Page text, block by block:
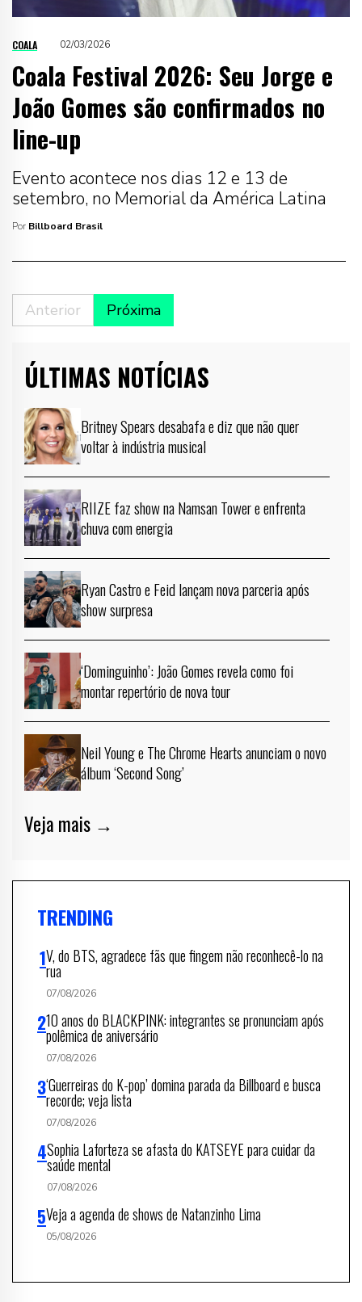
COALA 02/03/2026
Coala Festival 2026: Seu Jorge e
João Gomes são confirmados no
line-up
Evento acontece nos dias 12 e 13 de
setembro, no Memorial da América Latina
Por Billboard Brasil
Anterior Próxima
ÚLTIMAS NOTÍCIAS
Britney Spears desabafa e diz que não quer
voltar à indústria musical
RIIZE faz show na Namsan Tower e enfrenta
chuva com energia
Ryan Castro e Feid lançam nova parceria após
show surpresa
‘Dominguinho’: João Gomes revela como foi
montar repertório de nova tour
Neil Young e The Chrome Hearts anunciam o novo
álbum ‘Second Song’
Veja mais →
TRENDING
V, do BTS, agradece fãs que fingem não reconhecê-lo na
rua
07/08/2026
10 anos do BLACKPINK: integrantes se pronunciam após
polêmica de aniversário
07/08/2026
‘Guerreiras do K-pop’ domina parada da Billboard e busca
recorde; veja lista
07/08/2026
Sophia Laforteza se afasta do KATSEYE para cuidar da
saúde mental
07/08/2026
Veja a agenda de shows de Natanzinho Lima
05/08/2026